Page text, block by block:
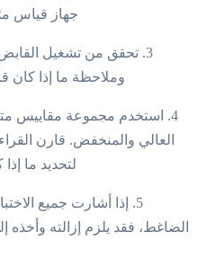
OEM
جهاز قياس
3. تحقق من تشغيل
وملاحظة ما إذا كان
4. استخدم مجموعة مقاييس
العالي والمنخفض. قارن
لتحديد ما
5. إذا أشارت جميع
الضاغط، فقد يلزم إزالته